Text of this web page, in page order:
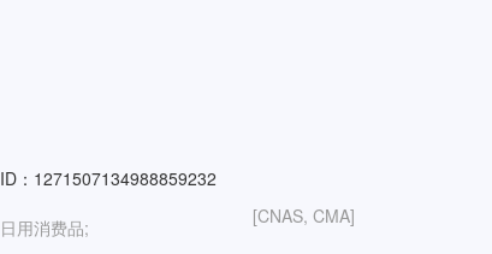
ID：1271507134988859232
日用消费品; [CNAS, CMA]